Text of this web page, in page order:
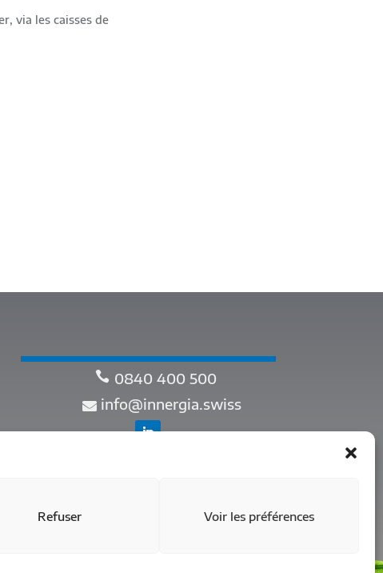
Refuser Voir les préférences
via les caisses de
0840 400 500
info@innergia.swiss